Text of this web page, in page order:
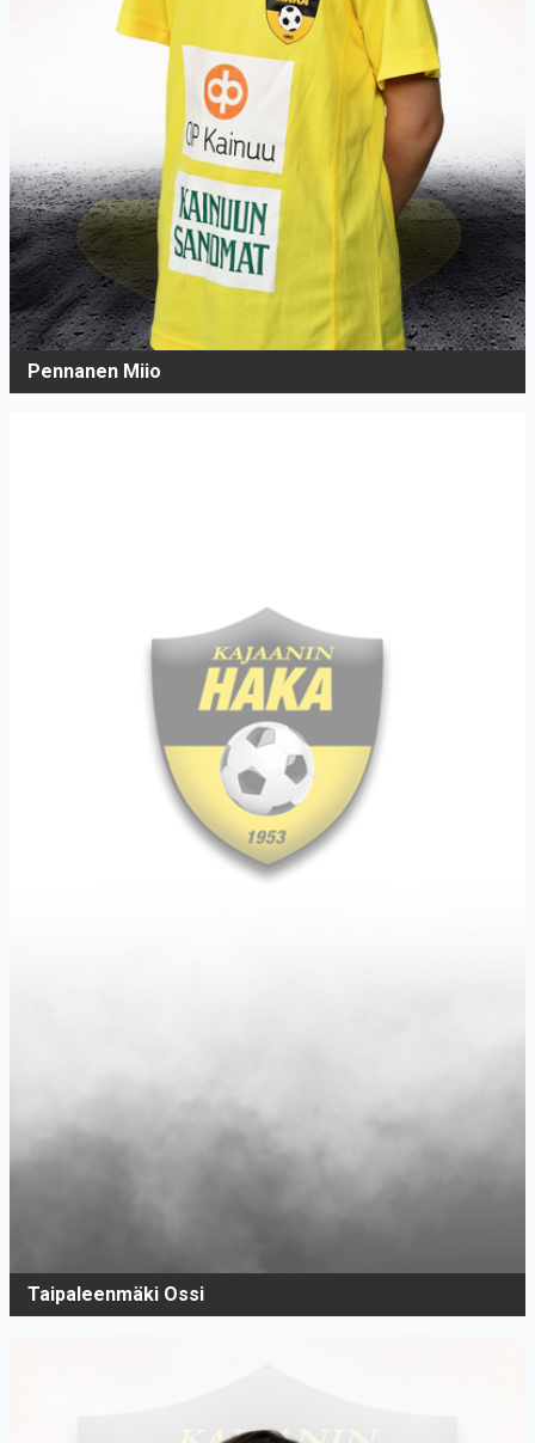
Pennanen Miio
Taipaleenmäki Ossi